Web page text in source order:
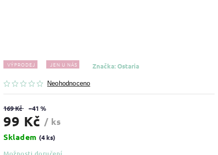
VÝPRODEJ JEN U NÁS
Neohodnoceno
Značka:Ostaria
169 Kč –41 %
99 Kč / ks
Skladem (4 ks)